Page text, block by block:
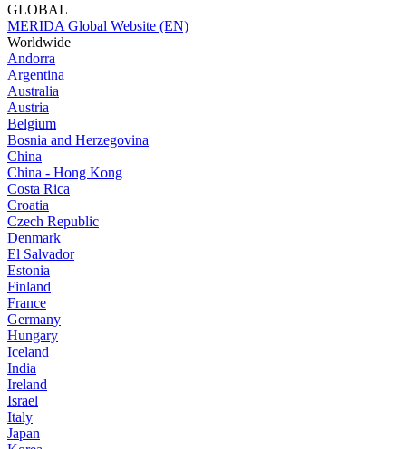
GLOBAL
MERIDA Global Website (EN)
Worldwide
Andorra
Argentina
Australia
Austria
Belgium
Bosnia and Herzegovina
China
China - Hong Kong
Costa Rica
Croatia
Czech Republic
Denmark
El Salvador
Estonia
Finland
France
Germany
Hungary
Iceland
India
Ireland
Israel
Italy
Japan